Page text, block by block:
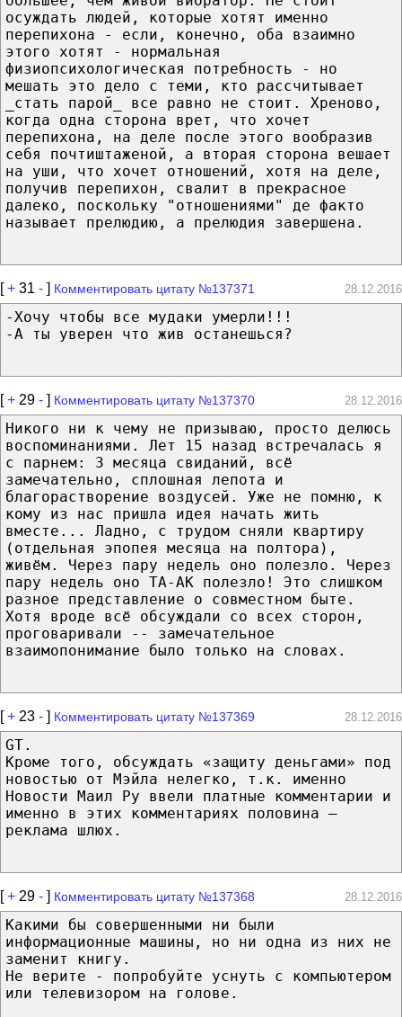
осуждать людей, которые хотят именно
перепихона - если, конечно, оба взаимно
этого хотят - нормальная
физиопсихологическая потребность - но
мешать это дело с теми, кто рассчитывает
_стать парой_ все равно не стоит. Хреново,
когда одна сторона врет, что хочет
перепихона, на деле после этого вообразив
себя почтиштаженой, а вторая сторона вешает
на уши, что хочет отношений, хотя на деле,
получив перепихон, свалит в прекрасное
далеко, поскольку "отношениями" де факто
называет прелюдию, а прелюдия завершена.
[+ 31 - ] Комментировать цитату №137371 28.12.2016
-Хочу чтобы все мудаки умерли!!!
-А ты уверен что жив останешься?
[+ 29 - ] Комментировать цитату №137370 28.12.2016
Никого ни к чему не призываю, просто делюсь
воспоминаниями. Лет 15 назад встречалась я
с парнем: 3 месяца свиданий, всё
замечательно, сплошная лепота и
благорастворение воздусей. Уже не помню, к
кому из нас пришла идея начать жить
вместе... Ладно, с трудом сняли квартиру
(отдельная эпопея месяца на полтора),
живём. Через пару недель оно полезло. Через
пару недель оно ТА-АК полезло! Это слишком
разное представление о совместном быте.
Хотя вроде всё обсуждали со всех сторон,
проговаривали -- замечательное
взаимопонимание было только на словах.
[+ 23 - ] Комментировать цитату №137369 28.12.2016
GT.
Кроме того, обсуждать «защиту деньгами» под
новостью от Мэйла нелегко, т.к. именно
Новости Маил Ру ввели платные комментарии и
именно в этих комментариях половина —
реклама шлюx.
[+ 29 - ] Комментировать цитату №137368 28.12.2016
Какими бы совершенными ни были
информационные машины, но ни одна из них не
заменит книгу.
Не верите - попробуйте уснуть с компьютером
или телевизором на голове.